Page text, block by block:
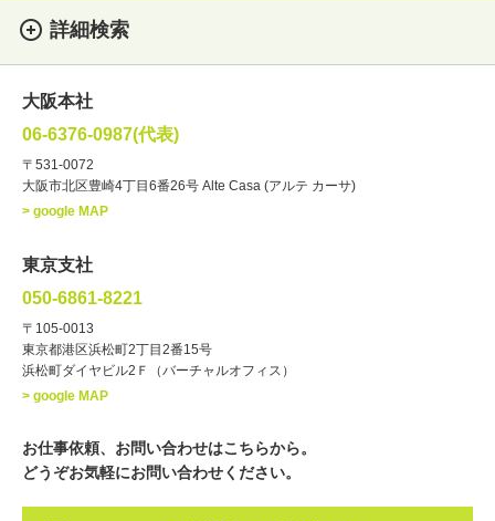
詳細検索
・性別
・ジャンル
ナレーター レポーター
・年齢
・出身地 北海道 東北
その他
大阪本社
06-6376-0987(代表)
〒531-0072
大阪市北区豊崎4丁目6番26号 Alte Casa (アルテ カーサ)
> google MAP
東京支社
050-6861-8221
〒105-0013
東京都港区浜松町2丁目2番15号
浜松町ダイヤビル2Ｆ（バーチャルオフィス）
> google MAP
お仕事依頼、お問い合わせはこちらから。
どうぞお気軽にお問い合わせください。